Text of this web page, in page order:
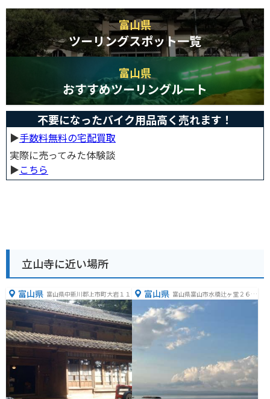
富山県
ツーリングスポット一覧
富山県
おすすめツーリングルート
不要になったバイク用品高く売れます！
▶︎手数料無料の宅配買取
実際に売ってみた体験談
▶︎こちら
立山寺に近い場所
富山県 富山県中新川郡上市町大岩１１ 富山県 富山県富山市水橋辻ヶ堂２６７
９番地２８